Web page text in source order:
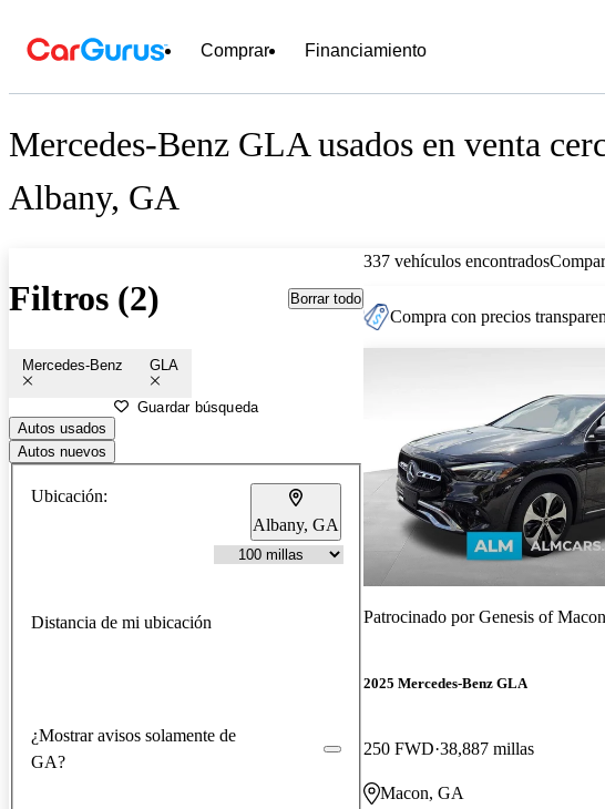
Comprar Financiamiento
Mercedes-Benz GLA usados en venta
Albany, GA
Filtros (2) Borrar todo
Mercedes-Benz GLA
Guardar búsqueda
Autos usados
Autos nuevos
Ubicación:
Albany, GA
Distancia de mi ubicación
¿Mostrar avisos solamente de
GA?
337 vehículos encontrados
Compra con precios
Patrocinado porGenesis of Macon
2025 Mercedes-Benz GLA
250 FWD 38,887 millas
Macon, GA